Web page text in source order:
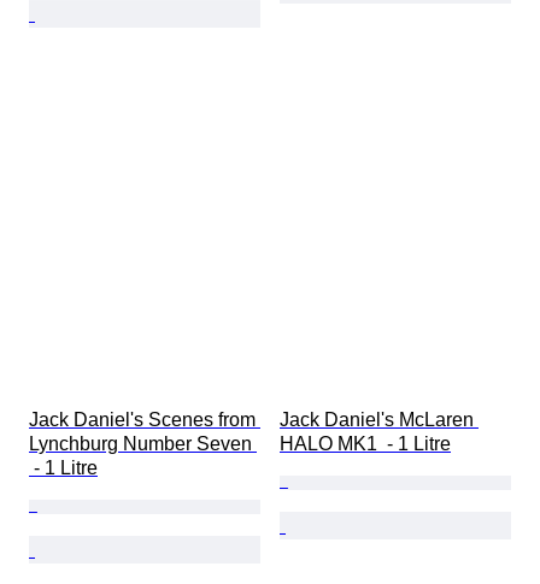
Jack Daniel's Scenes from
Lynchburg Number Seven
- 1 Litre
Jack Daniel's McLaren
HALO MK1  - 1 Litre